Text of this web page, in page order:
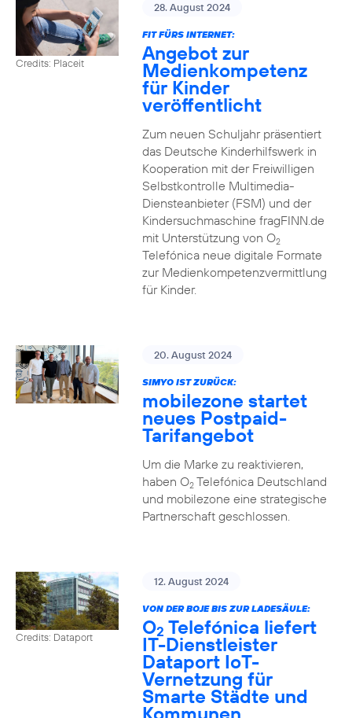
Credits: Placeit
28. August 2024
FIT FÜRS INTERNET:
Angebot zur
Medienkompetenz
für Kinder
veröffentlicht
Zum neuen Schuljahr präsentiert
das Deutsche Kinderhilfswerk in
Kooperation mit der Freiwilligen
Selbstkontrolle Multimedia-
Diensteanbieter (FSM) und der
Kindersuchmaschine fragFINN.de
mit Unterstützung von O2
Telefónica neue digitale Formate
zur Medienkompetenzvermittlung
für Kinder.
20. August 2024
SIMYO IST ZURÜCK:
mobilezone startet
neues Postpaid-
Tarifangebot
Um die Marke zu reaktivieren,
haben O2Telefónica Deutschland
und mobilezone eine strategische
Partnerschaft geschlossen.
Credits: Dataport
12. August 2024
VON DER BOJE BIS ZUR LADESÄULE:
O2 Telefónica liefert
IT-Dienstleister
Dataport IoT-
Vernetzung für
Smarte Städte und
Kommunen